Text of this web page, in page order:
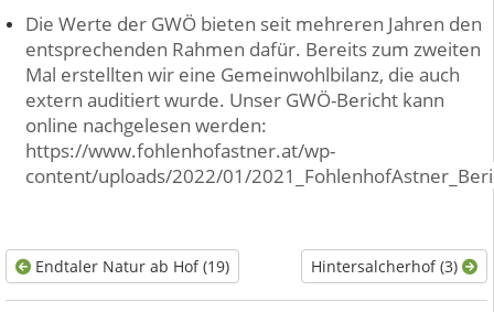
Die Werte der GWÖ bieten seit mehreren Jahren den
entsprechenden Rahmen dafür. Bereits zum zweiten
Mal erstellten wir eine Gemeinwohlbilanz, die auch
extern auditiert wurde. Unser GWÖ-Bericht kann
online nachgelesen werden:
https://www.fohlenhofastner.at/wp-
content/uploads/2022/01/
Hintersalcherhof (3)
Endtaler Natur ab Hof (19)